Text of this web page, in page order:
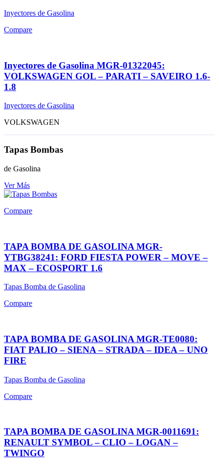
Inyectores de Gasolina
Compare
Inyectores de Gasolina MGR-01322045:
VOLKSWAGEN GOL – PARATI – SAVEIRO 1.6-
1.8
Inyectores de Gasolina
VOLKSWAGEN
Tapas Bombas
de Gasolina
Ver Más
Compare
TAPA BOMBA DE GASOLINA MGR-
YTBG38241: FORD FIESTA POWER – MOVE –
MAX – ECOSPORT 1.6
Tapas Bomba de Gasolina
Compare
TAPA BOMBA DE GASOLINA MGR-TE0080:
FIAT PALIO – SIENA – STRADA – IDEA – UNO
FIRE
Tapas Bomba de Gasolina
Compare
TAPA BOMBA DE GASOLINA MGR-0011691:
RENAULT SYMBOL – CLIO – LOGAN –
TWINGO